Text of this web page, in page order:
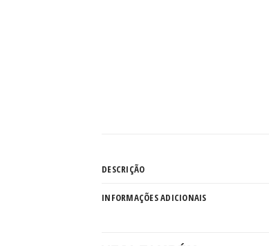
DESCRIÇÃO
INFORMAÇÕES ADICIONAIS